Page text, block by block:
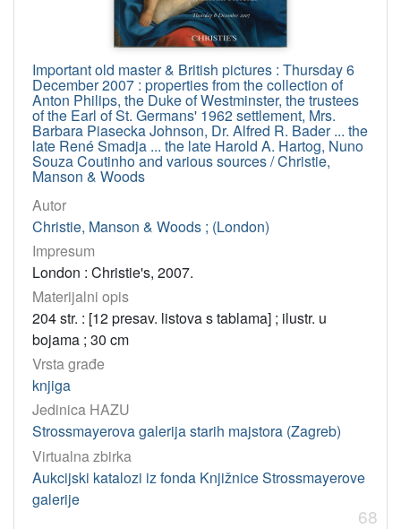
Important old master & British pictures : Thursday 6
December 2007 : properties from the collection of
Anton Philips, the Duke of Westminster, the trustees
of the Earl of St. Germans' 1962 settlement, Mrs.
Barbara Piasecka Johnson, Dr. Alfred R. Bader ... the
late René Smadja ... the late Harold A. Hartog, Nuno
Souza Coutinho and various sources / Christie,
Manson & Woods
Autor
Christie, Manson & Woods ; (London)
Impresum
London : Christie's, 2007.
Materijalni opis
204 str. : [12 presav. listova s tablama] ; ilustr. u
bojama ; 30 cm
Vrsta građe
knjiga
Jedinica HAZU
Strossmayerova galerija starih majstora (Zagreb)
Virtualna zbirka
Aukcijski katalozi iz fonda Knjižnice Strossmayerove
galerije
68